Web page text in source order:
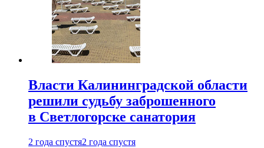
Власти Калининградской области
решили судьбу заброшенного
в Светлогорске санатория
2 года спустя2 года спустя